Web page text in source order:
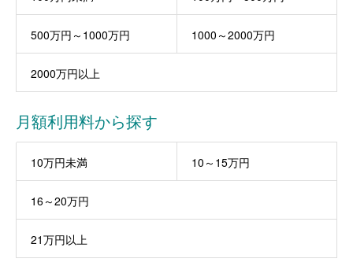
500万円～1000万円 1000～2000万円
2000万円以上
月額利用料から探す
10万円未満 10～15万円
16～20万円
21万円以上